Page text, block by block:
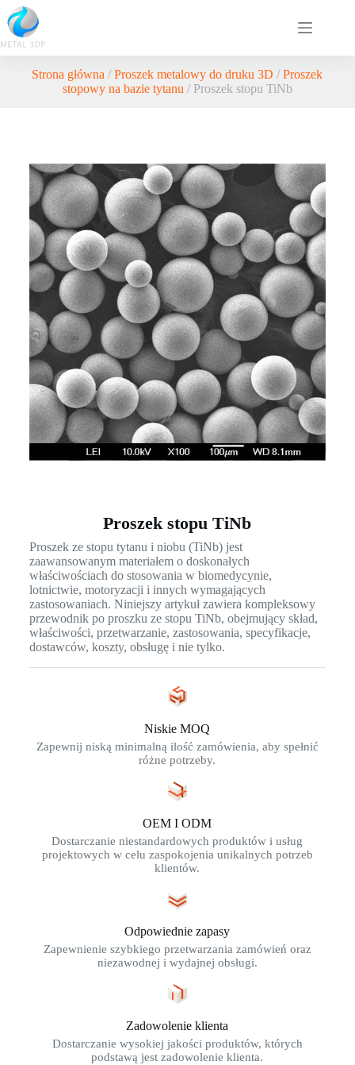
Strona główna /Proszek metalowy do druku 3D /Proszek
stopowy na bazie tytanu / Proszek stopu TiNb
Proszek stopu TiNb
Proszek ze stopu tytanu i niobu (TiNb) jest
zaawansowanym materiałem o doskonałych
właściwościach do stosowania w biomedycynie,
lotnictwie, motoryzacji i innych wymagających
zastosowaniach. Niniejszy artykuł zawiera kompleksowy
przewodnik po proszku ze stopu TiNb, obejmujący skład,
właściwości, przetwarzanie, zastosowania, specyfikacje,
dostawców, koszty, obsługę i nie tylko.
Niskie MOQ
Zapewnij niską minimalną ilość zamówienia, aby spełnić
różne potrzeby.
OEM I ODM
Dostarczanie niestandardowych produktów i usług
projektowych w celu zaspokojenia unikalnych potrzeb
klientów.
Odpowiednie zapasy
Zapewnienie szybkiego przetwarzania zamówień oraz
niezawodnej i wydajnej obsługi.
Zadowolenie klienta
Dostarczanie wysokiej jakości produktów, których
podstawą jest zadowolenie klienta.